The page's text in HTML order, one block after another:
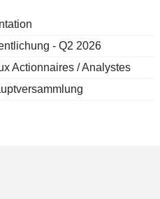
- Q2 2026
Actionnaires / Analystes